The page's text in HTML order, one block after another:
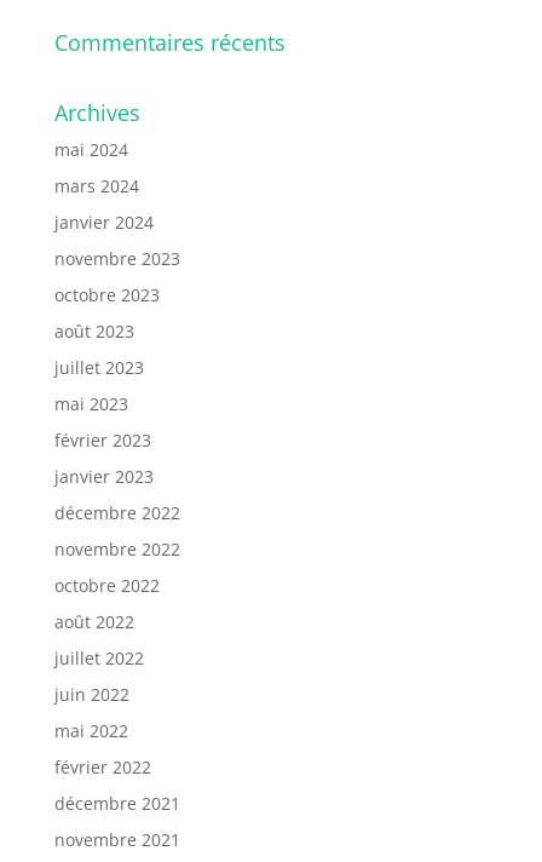
Commentaires récents
Archives
mai 2024
mars 2024
janvier 2024
novembre 2023
octobre 2023
août 2023
juillet 2023
mai 2023
février 2023
janvier 2023
décembre 2022
novembre 2022
octobre 2022
août 2022
juillet 2022
juin 2022
mai 2022
février 2022
décembre 2021
novembre 2021